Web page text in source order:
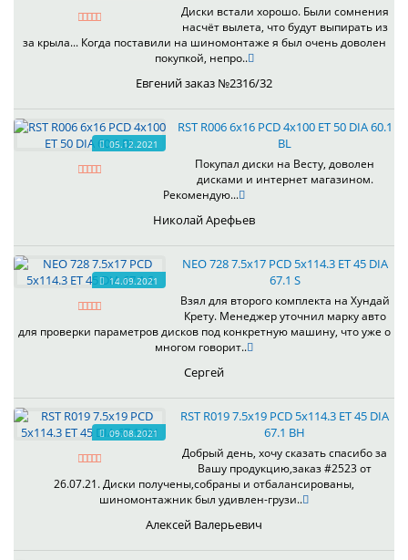
Диски встали хорошо. Были сомнения
насчёт вылета, что будут выпирать из
за крыла... Когда поставили на шиномонтаже я был очень доволен
покупкой, непро..
Евгений заказ №2316/32
05.12.2021
RST R006 6x16 PCD 4x100 ET 50 DIA 60.1
BL
Покупал диски на Весту, доволен
дисками и интернет магазином.
Рекомендую...
Николай Арефьев
14.09.2021
NEO 728 7.5x17 PCD 5x114.3 ET 45 DIA
67.1 S
Взял для второго комплекта на Хундай
Крету. Менеджер уточнил марку авто
для проверки параметров дисков под конкретную машину, что уже о
многом говорит..
Сергей
09.08.2021
RST R019 7.5x19 PCD 5x114.3 ET 45 DIA
67.1 BH
Добрый день, хочу сказать спасибо за
Вашу продукцию,заказ #2523 от
26.07.21. Диски получены,собраны и отбалансированы,
шиномонтажник был удивлен-грузи..
Алексей Валерьевич